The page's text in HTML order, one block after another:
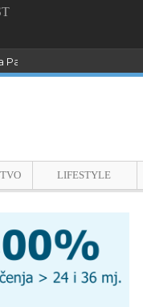
“Dijalozi sa slikarimar”
LIFESTYLE